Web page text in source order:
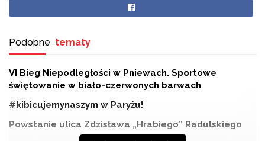
Podobne tematy
VI Bieg Niepodległości w Pniewach. Sportowe
świętowanie w biało-czerwonych barwach
#kibicujemynaszym w Paryżu!
Powstanie ulica Zdzisława „Hrabiego” Radulskiego